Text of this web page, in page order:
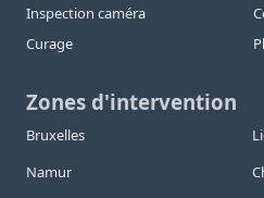
Inspection caméra
Curage
Zones d'intervention
Bruxelles
Namur